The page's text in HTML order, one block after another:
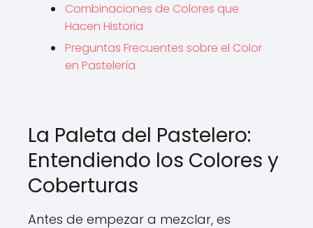
Combinaciones de Colores que
Hacen Historia
Preguntas Frecuentes sobre el Color
en Pastelería
La Paleta del Pastelero:
Entendiendo los Colores y
Coberturas
Antes de empezar a mezclar, es